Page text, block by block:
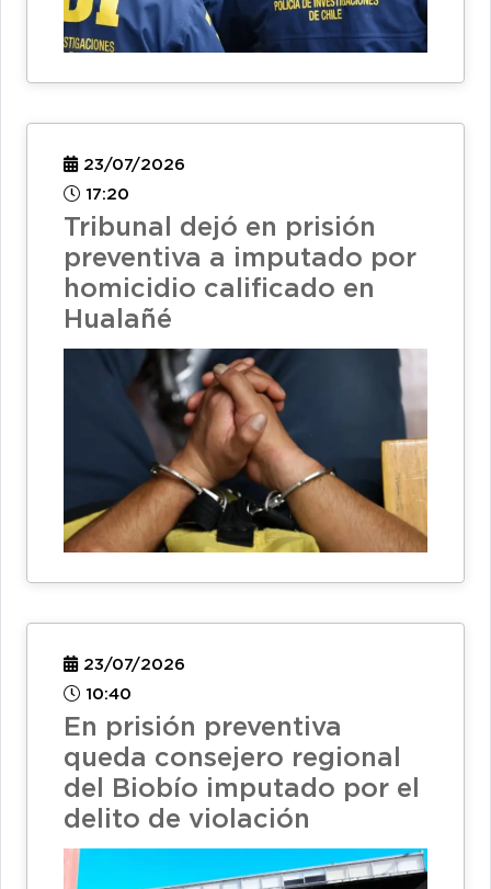
23/07/2026
17:20
Tribunal dejó en prisión
preventiva a imputado por
homicidio calificado en
Hualañé
23/07/2026
10:40
En prisión preventiva
queda consejero regional
del Biobío imputado por el
delito de violación